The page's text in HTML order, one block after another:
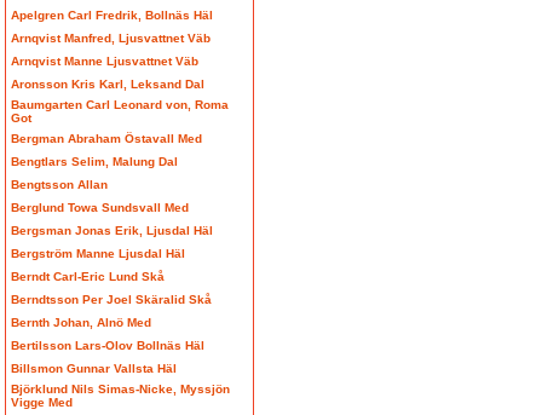
Apelgren Carl Fredrik, Bollnäs Häl
Arnqvist Manfred, Ljusvattnet Väb
Arnqvist Manne Ljusvattnet Väb
Aronsson Kris Karl, Leksand Dal
Baumgarten Carl Leonard von, Roma
Got
Bergman Abraham Östavall Med
Bengtlars Selim, Malung Dal
Bengtsson Allan
Berglund Towa Sundsvall Med
Bergsman Jonas Erik, Ljusdal Häl
Bergström Manne Ljusdal Häl
Berndt Carl-Eric Lund Skå
Berndtsson Per Joel Skäralid Skå
Bernth Johan, Alnö Med
Bertilsson Lars-Olov Bollnäs Häl
Billsmon Gunnar Vallsta Häl
Björklund Nils Simas-Nicke, Myssjön
Vigge Med